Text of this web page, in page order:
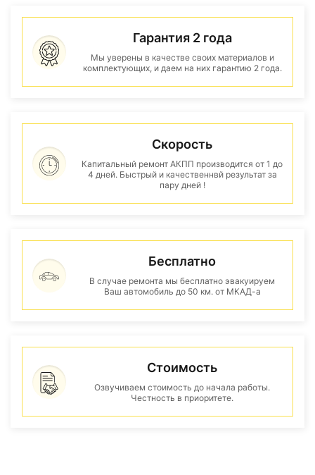
Гарантия 2 года
Мы уверены в качестве своих материалов и
комплектующих, и даем на них гарантию 2 года.
Скорость
Капитальный ремонт АКПП производится от 1 до
4 дней. Быстрый и качественнвй результат за
пару дней !
Бесплатно
В случае ремонта мы бесплатно эвакуируем
Ваш автомобиль до 50 км. от МКАД-а
Стоимость
Озвучиваем стоимость до начала работы.
Честность в приоритете.